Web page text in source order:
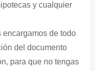
y cualquier
encargamos de todo
del documento
para que no tengas